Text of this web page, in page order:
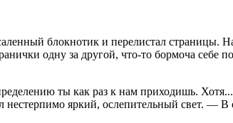
блокнотик и перелистал страницы.
одну за другой, что-то бормоча
ты как раз к нам приходишь.
нестерпимо яркий, ослепительный свет.